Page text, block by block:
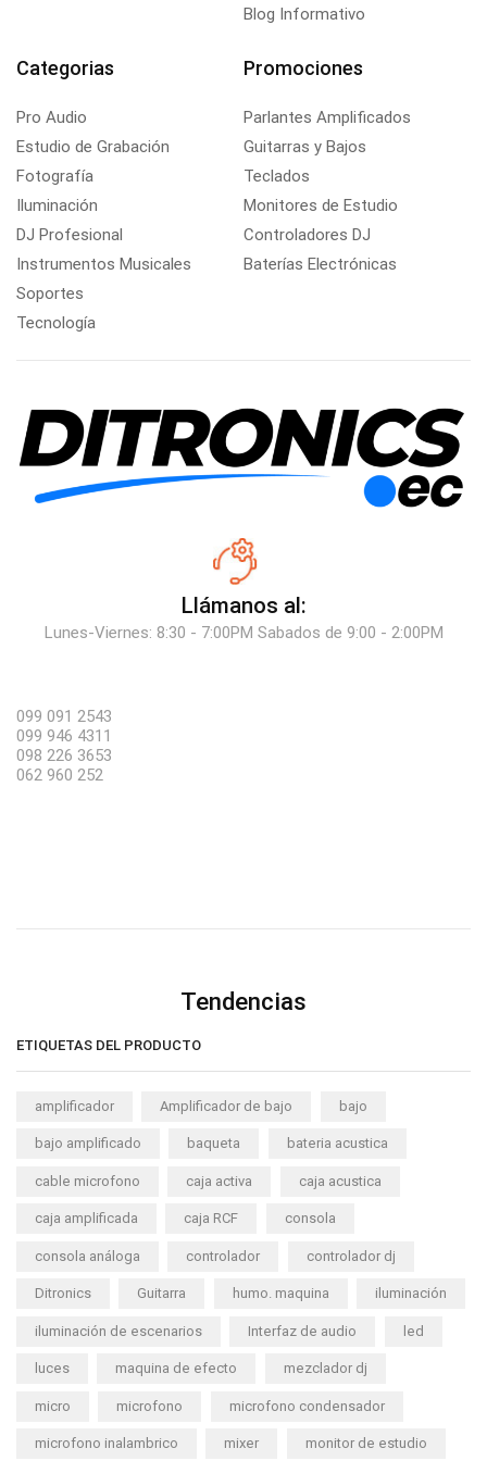
Blog Informativo
Categorias
Pro Audio
Estudio de Grabación
Fotografía
Iluminación
DJ Profesional
Instrumentos Musicales
Soportes
Tecnología
Promociones
Parlantes Amplificados
Guitarras y Bajos
Teclados
Monitores de Estudio
Controladores DJ
Baterías Electrónicas
Llámanos al:
Lunes-Viernes: 8:30 - 7:00PM Sabados de 9:00 - 2:00PM
099 091 2543
099 946 4311
098 226 3653
062 960 252
Tendencias
ETIQUETAS DEL PRODUCTO
amplificador Amplificador de bajo bajo
bajo amplificado baqueta bateria acustica
cable microfono caja activa caja acustica
caja amplificada caja RCF consola
consola análoga controlador controlador dj
Ditronics Guitarra humo. maquina iluminación
iluminación de escenarios Interfaz de audio led
luces maquina de efecto mezclador dj
micro microfono microfono condensador
microfono inalambrico mixer monitor de estudio